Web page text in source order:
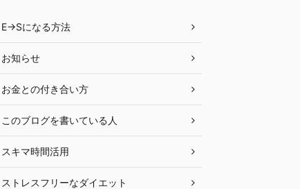
E→Sになる方法
お知らせ
お金との付き合い方
このブログを書いている人
スキマ時間活用
ストレスフリーなダイエット